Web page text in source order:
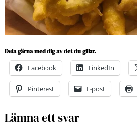
Dela gärna med dig av det du gillar.
Facebook LinkedIn
Pinterest E-post
Lämna ett svar